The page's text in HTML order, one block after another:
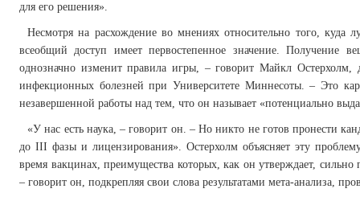
для его решения».
Несмотря на расхождение во мнениях относительно того, куда
всеобщий доступ имеет первостепенное значение. Получение
однозначно изменит правила игры, – говорит Майкл
инфекционных болезней при Университете Миннесоты. – Это
незавершенной работы над тем, что он называет «потенциально
«У нас есть наука, – говорит он. – Но никто не готов пронести
до III фазы и лицензирования». Остерхолм объясняет эту
время вакцинах, преимущества которых, как он утверждает,
– говорит он, подкрепляя свои слова результатами мета-анализа,